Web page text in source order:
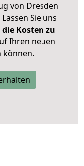
von Dresden
Sie uns
Kosten zu
Ihren neuen
können.